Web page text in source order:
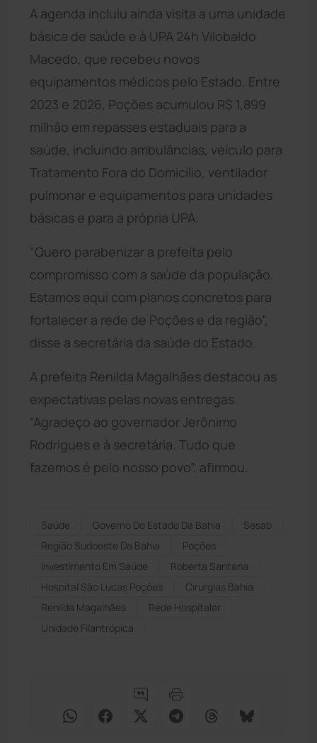
A agenda incluiu ainda visita a uma unidade
básica de saúde e à UPA 24h Vilobaldo
Macedo, que recebeu novos
equipamentos médicos pelo Estado. Entre
2023 e 2026, Poções acumulou R$ 1,899
milhão em repasses estaduais para a
saúde, incluindo ambulâncias, veículo para
Tratamento Fora do Domicílio, ventilador
pulmonar e equipamentos para unidades
básicas e para a própria UPA.
“Quero parabenizar a prefeita pelo
compromisso com a saúde da população.
Estamos aqui com planos concretos para
fortalecer a rede de Poções e da região”,
disse a secretária da saúde do Estado.
A prefeita Renilda Magalhães destacou as
expectativas pelas novas entregas.
“Agradeço ao governador Jerônimo
Rodrigues e à secretária. Tudo que
fazemos é pelo nosso povo”, afirmou.
Saúde Governo Do Estado Da Bahia
Sesab
Região Sudoeste Da Bahia
Poções
Investimento Em Saúde
Roberta Santana
Hospital São Lucas Poções
Cirurgias Bahia
Renilda Magalhães
Rede Hospitalar
Unidade Filantrópica